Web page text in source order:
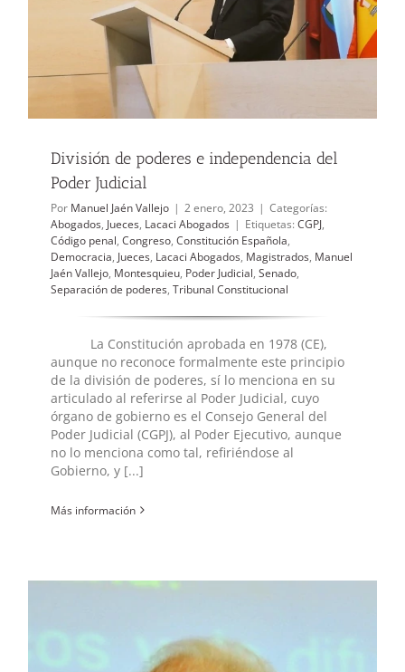
División de poderes e independencia del
Poder Judicial
Por Manuel Jaén Vallejo | 2 enero, 2023 | Categorías:
Abogados, Jueces, Lacaci Abogados | Etiquetas: CGPJ,
Código penal, Congreso, Constitución Española,
Democracia, Jueces, Lacaci Abogados, Magistrados, Manuel
Jaén Vallejo, Montesquieu, Poder Judicial, Senado,
Separación de poderes, Tribunal Constitucional
La Constitución aprobada en 1978 (CE),
aunque no reconoce formalmente este principio
de la división de poderes, sí lo menciona en su
articulado al referirse al Poder Judicial, cuyo
órgano de gobierno es el Consejo General del
Poder Judicial (CGPJ), al Poder Ejecutivo, aunque
no lo menciona como tal, refiriéndose al
Gobierno, y [...]
Más información